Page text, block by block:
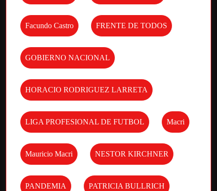
Facundo Castro FRENTE DE TODOS
GOBIERNO NACIONAL
HORACIO RODRIGUEZ LARRETA
LIGA PROFESIONAL DE FUTBOL Macri
Mauricio Macri NESTOR KIRCHNER
PANDEMIA PATRICIA BULLRICH